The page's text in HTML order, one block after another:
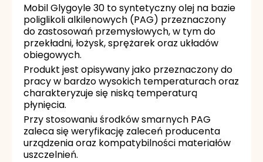
Mobil Glygoyle 30 to syntetyczny olej na bazie
poliglikoli alkilenowych (PAG) przeznaczony
do zastosowań przemysłowych, w tym do
przekładni, łożysk, sprężarek oraz układów
obiegowych.
Produkt jest opisywany jako przeznaczony do
pracy w bardzo wysokich temperaturach oraz
charakteryzuje się niską temperaturą
płynięcia.
Przy stosowaniu środków smarnych PAG
zaleca się weryfikację zaleceń producenta
urządzenia oraz kompatybilności materiałów
uszczelnień.